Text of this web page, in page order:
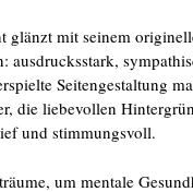
glänzt mit seinem
ausdrucksstark,
Seitengestaltung
die liebevollen
und stimmungsvoll.
um mentale